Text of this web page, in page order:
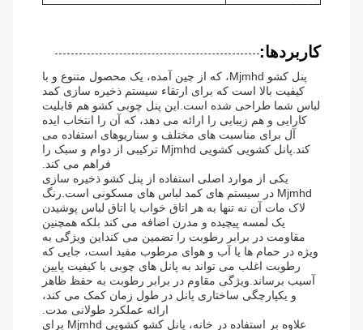
کاربردها:
پنل کشو Mjmhd، که از چین آمده، یک محصول متنوع و با
کیفیت بالا است که برای ارتقاء سیستم ذخیره سازی کمد
لباس شما طراحی شده است.این پنل چوبی کشو هم قابلیت
کارایی و هم زیبایی را ارائه می دهد، که آن را انتخاب ایده
آل برای مناسبت های مختلف و سناریوهای استفاده می
کند.پانل کشویی کشویی Mjmhd ترکیبی از دوام و سبک را
فراهم می کند.
یکی از موارد اصلی استفاده از پنل کشو ذخیره سازی
Mjmhd در سیستم های کمد لباس های مسکونی است.رنگ
لاک مات آن نه تنها به هر اتاق خواب یا اتاق لباس پوشیدن
یک لمسه پیچیده و مدرن اضافه می کند بلکه همچنین
مقاومت در برابر رطوبت را تضمین می کنداین ویژگی به
ویژه در حمام ها یا آب و هوای مرطوب مفید است، جایی که
رطوبت اغلب می تواند به پانل های چوبی با کیفیت پایین
آسیب برساند.ویژگی مقاوم در برابر رطوبت به حفظ ظاهر
و یکپارچگی ساختاری پانل در طول زمان کمک می کند،
ارائه عملکرد طولانی مدت.
علاوه بر استفاده در خانه، پانل کشو کشویی Mjmhd برای